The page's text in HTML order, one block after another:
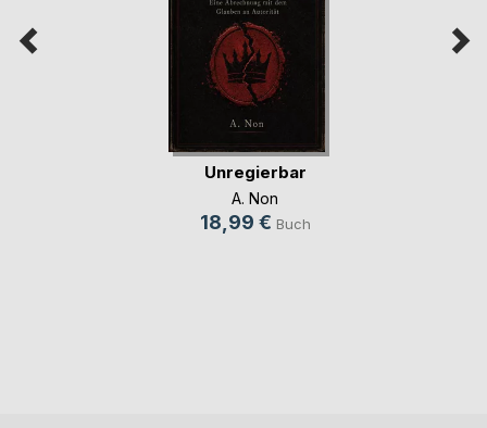
Unregierbar
A. Non
18,99 € Buch